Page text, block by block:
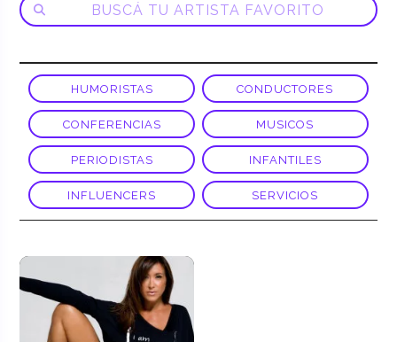
HUMORISTAS CONDUCTORES
CONFERENCIAS MUSICOS
PERIODISTAS INFANTILES
INFLUENCERS SERVICIOS